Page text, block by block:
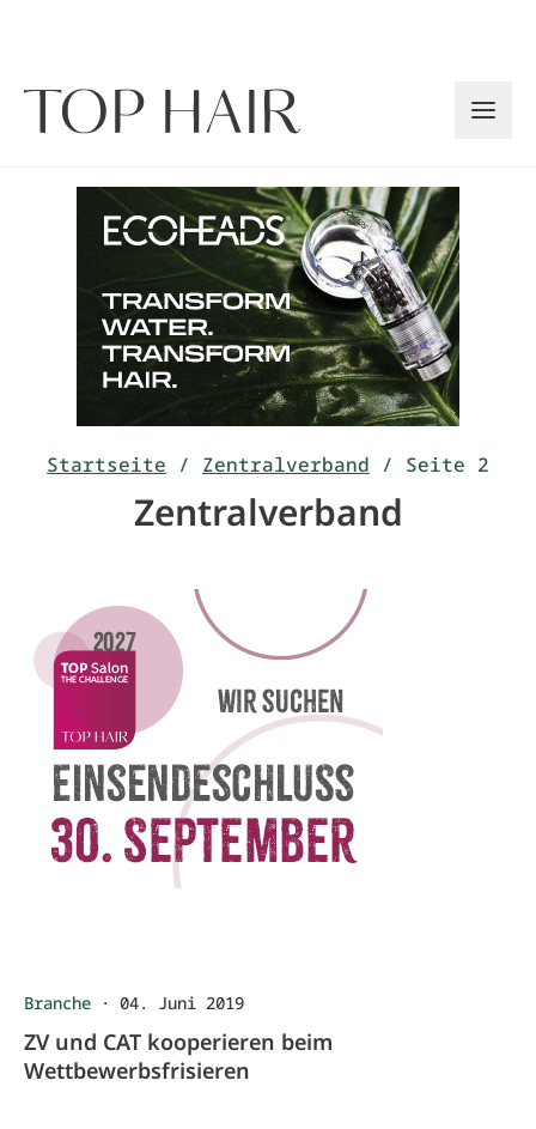
Startseite / Zentralverband / Seite 2
Zentralverband
Branche · 04. Juni 2019
ZV und CAT kooperieren beim
Wettbewerbsfrisieren